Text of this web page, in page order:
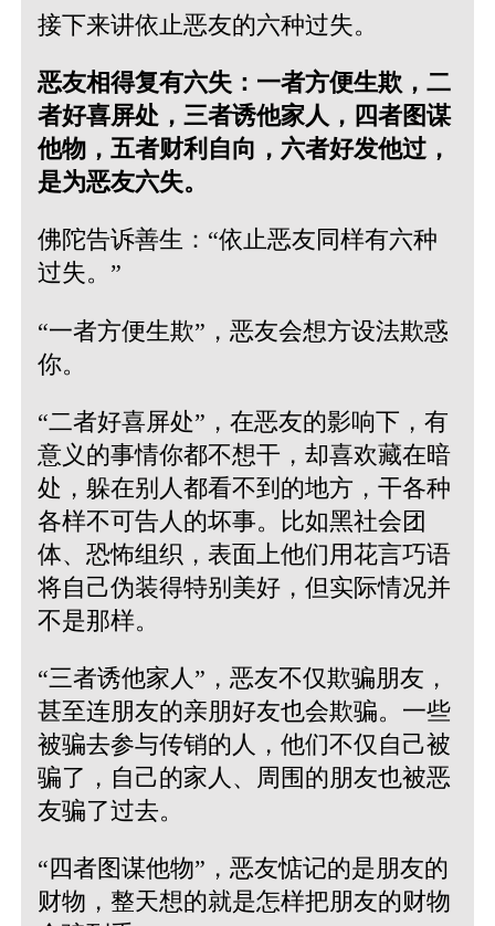
接下来讲依止恶友的六种过失。
恶友相得复有六失：一者方便生欺，二
者好喜屏处，三者诱他家人，四者图谋
他物，五者财利自向，六者好发他过，
是为恶友六失。
佛陀告诉善生：“依止恶友同样有六种
过失。”
“一者方便生欺”，恶友会想方设法欺惑
你。
“二者好喜屏处”，在恶友的影响下，有
意义的事情你都不想干，却喜欢藏在暗
处，躲在别人都看不到的地方，干各种
各样不可告人的坏事。比如黑社会团
体、恐怖组织，表面上他们用花言巧语
将自己伪装得特别美好，但实际情况并
不是那样。
“三者诱他家人”，恶友不仅欺骗朋友，
甚至连朋友的亲朋好友也会欺骗。一些
被骗去参与传销的人，他们不仅自己被
骗了，自己的家人、周围的朋友也被恶
友骗了过去。
“四者图谋他物”，恶友惦记的是朋友的
财物，整天想的就是怎样把朋友的财物